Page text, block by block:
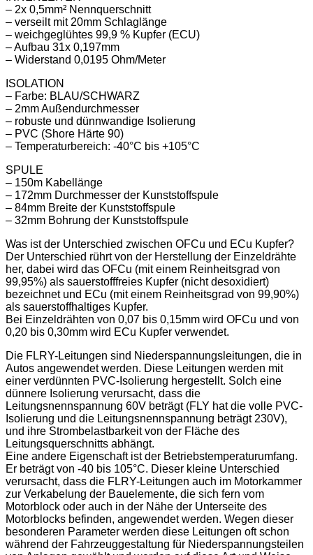
– 2x 0,5mm² Nennquerschnitt
– verseilt mit 20mm Schlaglänge
– weichgeglühtes 99,9 % Kupfer (ECU)
– Aufbau 31x 0,197mm
– Widerstand 0,0195 Ohm/Meter
ISOLATION
– Farbe: BLAU/SCHWARZ
– 2mm Außendurchmesser
– robuste und dünnwandige Isolierung
– PVC (Shore Härte 90)
– Temperaturbereich: -40°C bis +105°C
SPULE
– 150m Kabellänge
– 172mm Durchmesser der Kunststoffspule
– 84mm Breite der Kunststoffspule
– 32mm Bohrung der Kunststoffspule
Was ist der Unterschied zwischen OFCu und ECu Kupfer?
Der Unterschied rührt von der Herstellung der Einzeldrähte
her, dabei wird das OFCu (mit einem Reinheitsgrad von
99,95%) als sauerstofffreies Kupfer (nicht desoxidiert)
bezeichnet und ECu (mit einem Reinheitsgrad von 99,90%)
als sauerstoffhaltiges Kupfer.
Bei Einzeldrähten von 0,07 bis 0,15mm wird OFCu und von
0,20 bis 0,30mm wird ECu Kupfer verwendet.
Die FLRY-Leitungen sind Niederspannungsleitungen, die in
Autos angewendet werden. Diese Leitungen werden mit
einer verdünnten PVC-Isolierung hergestellt. Solch eine
dünnere Isolierung verursacht, dass die
Leitungsnennspannung 60V beträgt (FLY hat die volle PVC-
Isolierung und die Leitungsnennspannung beträgt 230V),
und ihre Strombelastbarkeit von der Fläche des
Leitungsquerschnitts abhängt.
Eine andere Eigenschaft ist der Betriebstemperaturumfang.
Er beträgt von -40 bis 105°C. Dieser kleine Unterschied
verursacht, dass die FLRY-Leitungen auch im Motorkammer
zur Verkabelung der Bauelemente, die sich fern vom
Motorblock oder auch in der Nähe der Unterseite des
Motorblocks befinden, angewendet werden. Wegen dieser
besonderen Parameter werden diese Leitungen oft schon
während der Fahrzeuggestaltung für Niederspannungsteilen